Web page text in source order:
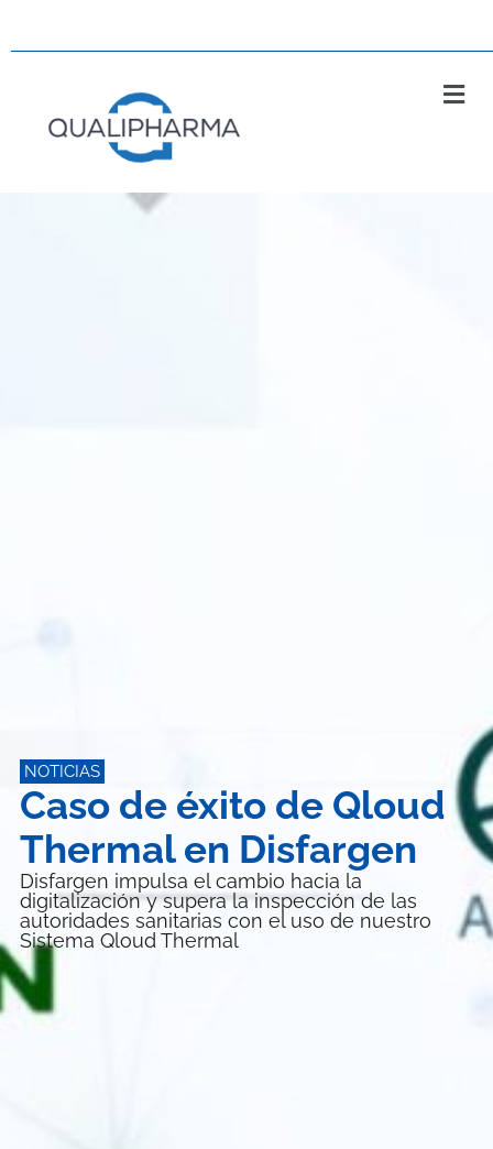
NOTICIAS
Caso de éxito de Qloud
Thermal en Disfargen
Disfargen impulsa el cambio hacia la
digitalización y supera la inspección de las
autoridades sanitarias con el uso de nuestro
Sistema Qloud Thermal